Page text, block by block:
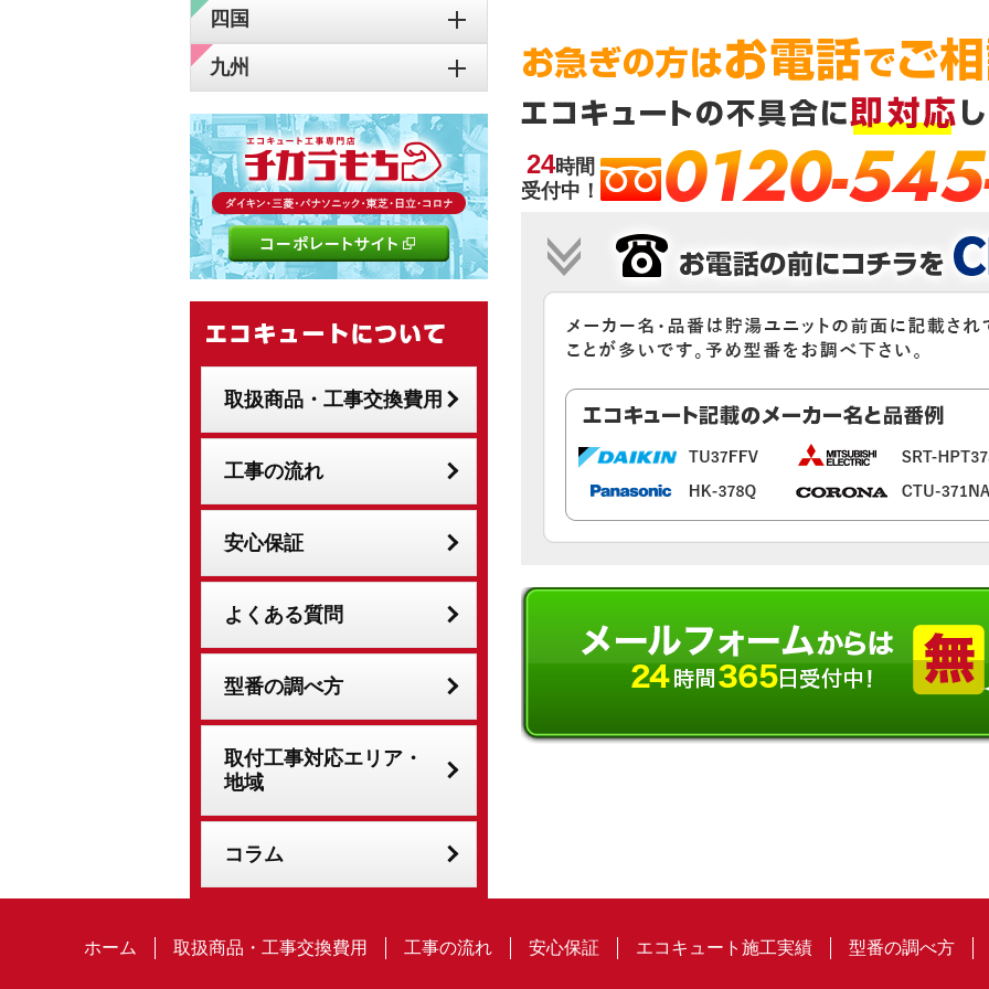
24時間
受付中！
0120-
四国
九州
取扱商品・工事交換費用
工事の流れ
安心保証
よくある質問
型番の調べ方
取付工事対応エリア・
地域
コラム
ホーム 取扱商品・工事交換費用 工事の流れ 安心保証 エコキュート施工実績 型番の調べ方